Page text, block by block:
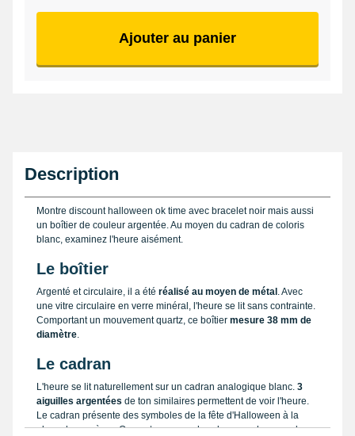
Ajouter au panier
Description
Montre discount halloween ok time avec bracelet noir mais aussi
un boîtier de couleur argentée. Au moyen du cadran de coloris
blanc, examinez l'heure aisément.
Le boîtier
Argenté et circulaire, il a été réalisé au moyen de métal . Avec
une vitre circulaire en verre minéral, l'heure se lit sans contrainte.
Comportant un mouvement quartz, ce boîtier mesure 38 mm de
diamètre.
Le cadran
L'heure se lit naturellement sur un cadran analogique blanc. 3
aiguilles argentées de ton similaires permettent de voir l'heure.
Le cadran présente des symboles de la fête d'Halloween à la
place des repères. On y retrouve un chaudron, un chapeau de